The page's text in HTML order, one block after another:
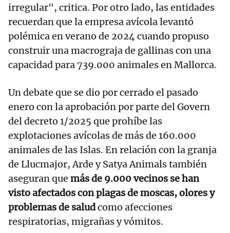
irregular", critica. Por otro lado, las entidades
recuerdan que la empresa avícola levantó
polémica en verano de 2024 cuando propuso
construir una macrograja de gallinas con una
capacidad para 739.000 animales en Mallorca.
Un debate que se dio por cerrado el pasado
enero con la aprobación por parte del Govern
del decreto 1/2025 que prohíbe las
explotaciones avícolas de más de 160.000
animales de las Islas. En relación con la granja
de Llucmajor, Arde y Satya Animals también
aseguran que más de 9.000 vecinos se han
visto afectados con plagas de moscas, olores y
problemas de saludcomo afecciones
respiratorias, migrañas y vómitos.